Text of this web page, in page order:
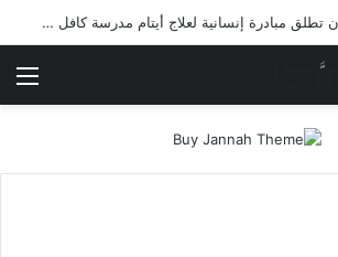
شرطة ميسان تلقي القبض على مطلقي العيارات النارية أثناء تشييع جنائزي في العمارة